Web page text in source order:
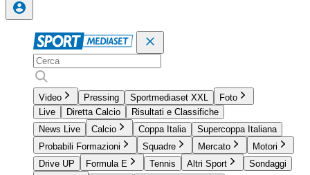
Video Pressing Sportmediaset XXL
Foto
Live
Diretta Calcio
Risultati e Classifiche
News Live
Calcio Coppa Italia
Supercoppa Italiana
Probabili Formazioni
Squadre Mercato
Motori
Drive UP
Formula E Tennis Altri Sport
Sondaggi